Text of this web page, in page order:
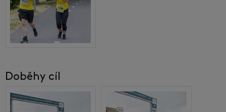
Doběhy cíl